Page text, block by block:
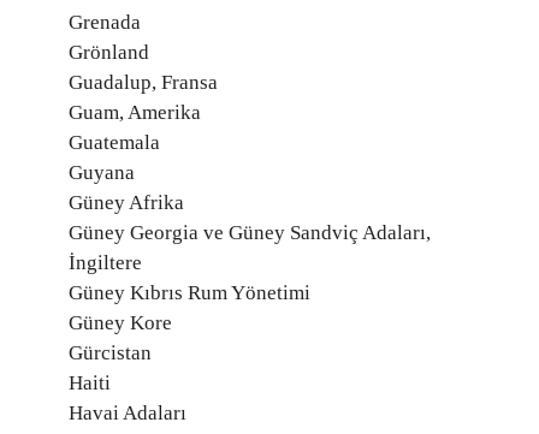
Grenada
Grönland
Guadalup, Fransa
Guam, Amerika
Guatemala
Guyana
Güney Afrika
Güney Georgia ve Güney Sandviç Adaları,
İngiltere
Güney Kıbrıs Rum Yönetimi
Güney Kore
Gürcistan
Haiti
Havai Adaları